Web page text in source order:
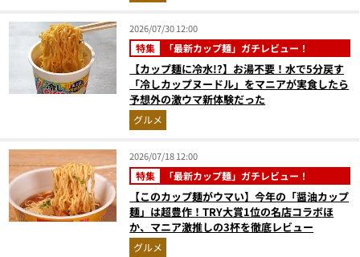
2026/07/30 12:00
特集 「最新カップ麺」ガチレビュー！
【カップ麺に冷水!?】お湯不要！水で5分戻す
「冷しカップヌードル」をマニアが実食したら
予想外の激ウマ新体験だった
グルメ
2026/07/18 12:00
特集 「最新カップ麺」ガチレビュー！
【このカップ麺がウマい】今年の「醤油カップ
麺」は超豊作！TRY大賞1位の名店コラボほ
か、マニア激推しの3杯を徹底レビュー
グルメ